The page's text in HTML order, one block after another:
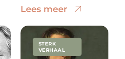
Lees meer
STERK
VERHAAL